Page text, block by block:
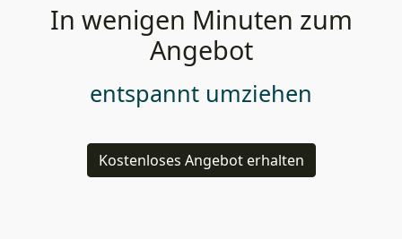
In wenigen Minuten zum
Angebot
entspannt umziehen
Kostenloses Angebot erhalten